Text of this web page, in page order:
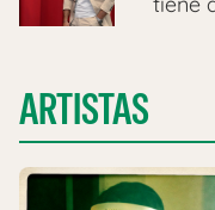
ARTISTAS